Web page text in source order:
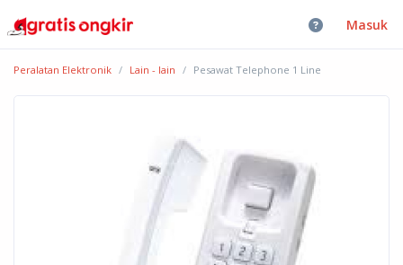
Masuk
Peralatan Elektronik Lain - lain Pesawat Telephone 1 Line